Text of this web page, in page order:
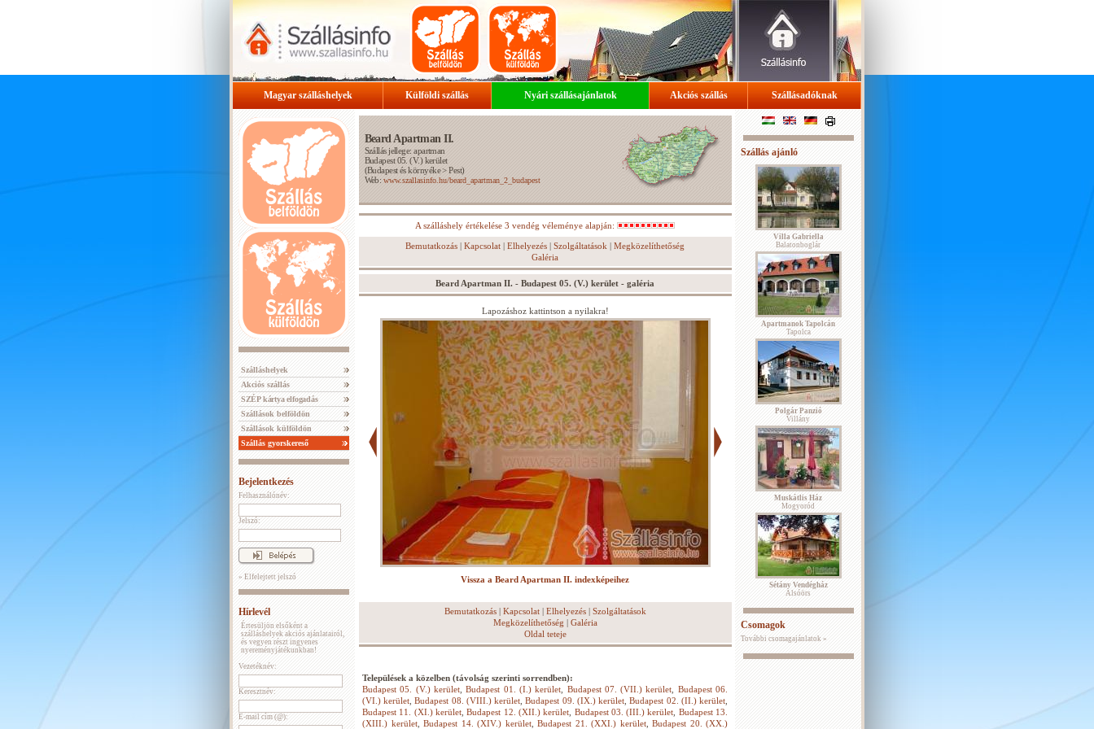
Magyar szálláshelyek Külföldi szállás Nyári szállásajánlatok Akciós szállás Szállásadóknak
Szálláshelyek
Akciós szállás
SZÉP kártya elfogadás
Szállások belföldön
Szállások külföldön
Szállás gyorskereső
Bejelentkezés
Felhasználónév:
Jelszó:
» Elfelejtett jelszó
Hírlevél
Értesüljön elsőként a
szálláshelyek akciós ajánlatairól,
és vegyen részt ingyenes
nyereményjátékunkban!
Vezetéknév:
Keresztnév:
E-mail cím (@):
Beard Apartman II.
Szállás jellege: apartman
Budapest 05. (V.) kerület
(Budapest és környéke>Pest)
Web: www.szallasinfo.hu/beard_apartman_2_budapest
A szálláshely értékelése 3 vendég véleménye alapján:
Bemutatkozás | Kapcsolat | Elhelyezés | Szolgáltatások | Megközelíthetőség
Galéria
Beard Apartman II. - Budapest 05. (V.) kerület - galéria
Lapozáshoz kattintson a nyilakra!
Vissza a Beard Apartman II. indexképeihez
Bemutatkozás| Kapcsolat| Elhelyezés| Szolgáltatások
Megközelíthetőség | Galéria
Oldal teteje
Települések a közelben (távolság szerinti sorrendben):
Budapest 05. (V.) kerület,Budapest 01. (I.) kerület Budapest 07. (VII.) kerület
Budapest 06.
(VI.) kerület ,Budapest 08. (VIII.) kerület ,Budapest 09. (IX.) kerület ,Budapest 02. (II.) kerület
Budapest 11. (XI.) kerület,Budapest 12. (XII.) kerület Budapest 03. (III.) kerület Budapest 13.
(XIII.) kerület, Budapest 14. (XIV.) kerület, Budapest 21. (XXI.) kerület, Budapest 20. (XX.)
Szállás ajánló
Villa Gabriella
Balatonboglár
Apartmanok Tapolcán
Tapolca
Polgár Panzió
Villány
Muskátlis Ház
Mogyoród
Sétány Vendégház
Alsóörs
Csomagok
További csomagajánlatok »